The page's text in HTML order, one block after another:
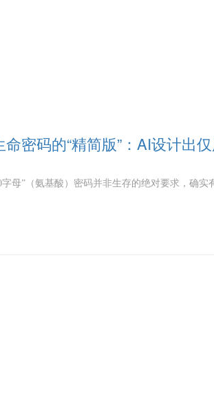
密码的“精简版”：AI设计出
母”（氨基酸）密码并非生存的绝对要求，确实